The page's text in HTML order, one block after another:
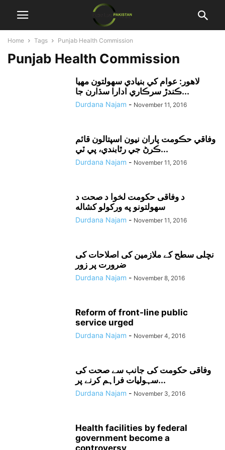
Home Tags Punjab Health Commission
Punjab Health Commission
لاهور: عوام کي بنيادي سهولتون مهيا
ڪندڙ سرڪاري ادارا سڌارن جا...
Durdana Najam - November 11, 2016
وفاقي حڪومت پاران نيون اسپتالون قائم
ڪرڻ جي رٿابندي، پي ٽي...
Durdana Najam - November 11, 2016
د وفاقى حکومت لخوا د صحت د
سهولتونو په ورکولو کشاله
Durdana Najam - November 11, 2016
نچلی سطح کے ملازمین کی اصلاحات کی
ضرورت پر زور
Durdana Najam - November 8, 2016
Reform of front-line public
service urged
Durdana Najam - November 4, 2016
وفاقی حکومت کی جانب سے صحت کی
سہولیات فراہم کرنے پر...
Durdana Najam - November 3, 2016
Health facilities by federal
government become a
controversy